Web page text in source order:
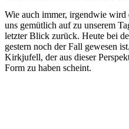
Wie auch immer, irgendwie
uns gemütlich auf zu unserem
letzter Blick zurück. Heute bei
gestern noch der Fall gewesen
Kirkjufell, der aus dieser
Form zu haben scheint.